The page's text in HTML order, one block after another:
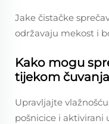
Jake čistačke
održavaju mekost i
Kako mogu
tijekom
Upravljajte
pošnicice i aktivirani